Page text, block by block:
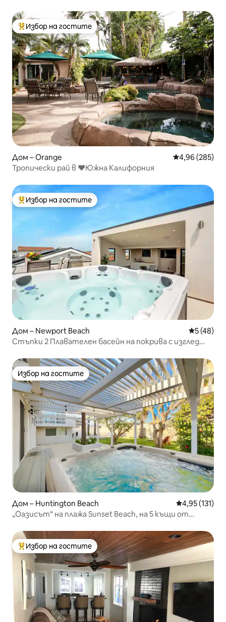
Най-популярен избор на гостите
Избор на гостите
Дом – Orange Средна
4,96 (285)
Тропически рай в ❤️Южна Калифорния
Най-популярен избор на гостите
Избор на гостите
Дом – Newport Beach Средна
5 (48)
Стъпки 2 Плавателен басейн на покрива с изглед
Избор на гостите
Избор на гостите
Дом – Huntington Beach Средна
4,95 (131)
„Оазисът“ на плажа Sunset Beach, на 5 къщи от
Най-популярен избор на гостите
Избор на гостите